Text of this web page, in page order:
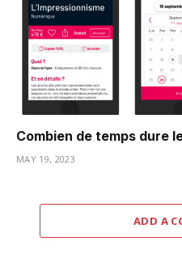
Combien de temps dure
MAY 19, 2023
ADD A